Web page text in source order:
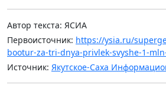
Автор текста: ЯСИА
Первоисточник: https://ysia.ru/
bootur-za-tri-dnya-privlek-svyshe-1-
Источник: Якутское-Саха